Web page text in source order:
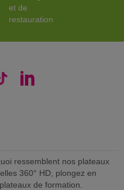
et de
restauration
ressemblent nos plateaux
360° HD, plongez en
de formation.